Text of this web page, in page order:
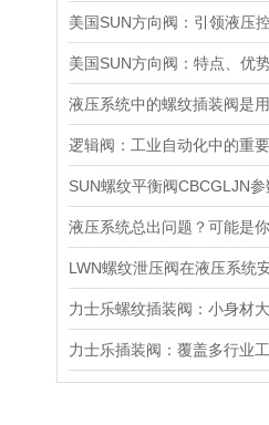
SUN螺纹平衡阀CBCGLJN参